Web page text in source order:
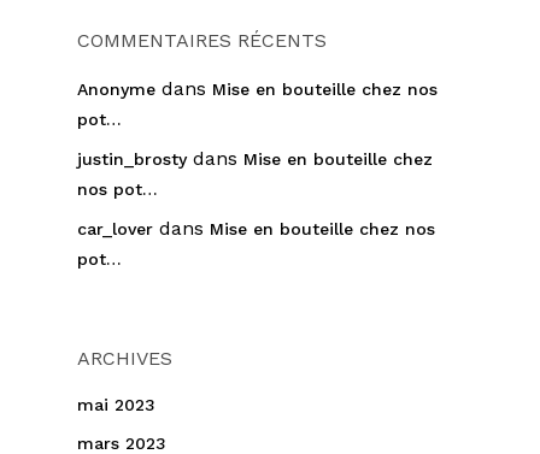
COMMENTAIRES RÉCENTS
Anonyme dans Mise en bouteille chez nos
pot…
justin_brostydans Mise en bouteille chez
nos pot…
car_lover dans Mise en bouteille chez nos
pot…
ARCHIVES
mai 2023
mars 2023